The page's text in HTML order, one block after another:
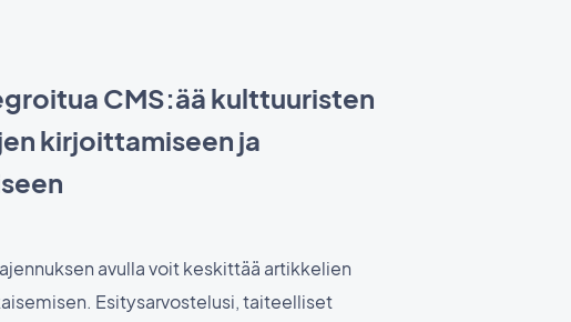
CMS:ää kulttuuristen
kirjoittamiseen ja
avulla voit keskittää artikkelien
Esitysarvostelusi, taiteelliset